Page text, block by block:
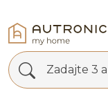
Zadajte 3